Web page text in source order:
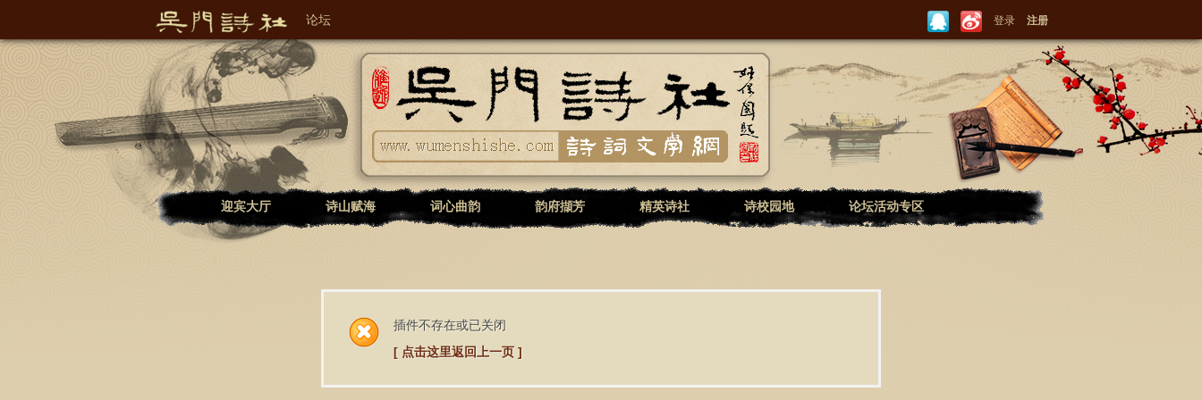
吴门诗社诗词文学网
论坛 登录 注册
迎宾大厅 诗山赋海 词心曲韵 韵府擷芳 精英诗社 诗校园地 论坛活动专区
插件不存在或已关闭
[ 点击这里返回上一页 ]